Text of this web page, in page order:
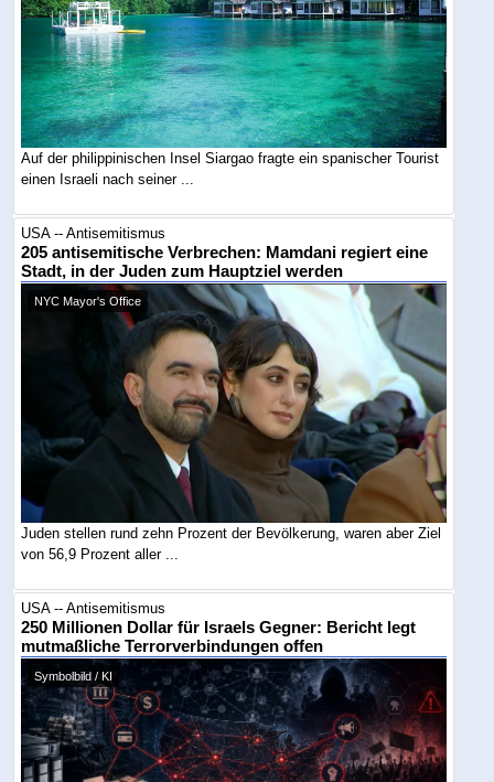
Auf der philippinischen Insel Siargao fragte ein spanischer Tourist
einen Israeli nach seiner ...
USA -- Antisemitismus
205 antisemitische Verbrechen: Mamdani regiert eine
Stadt, in der Juden zum Hauptziel werden
NYC Mayor's Office
Juden stellen rund zehn Prozent der Bevölkerung, waren aber Ziel
von 56,9 Prozent aller ...
USA -- Antisemitismus
250 Millionen Dollar für Israels Gegner: Bericht legt
mutmaßliche Terrorverbindungen offen
Symbolbild / KI